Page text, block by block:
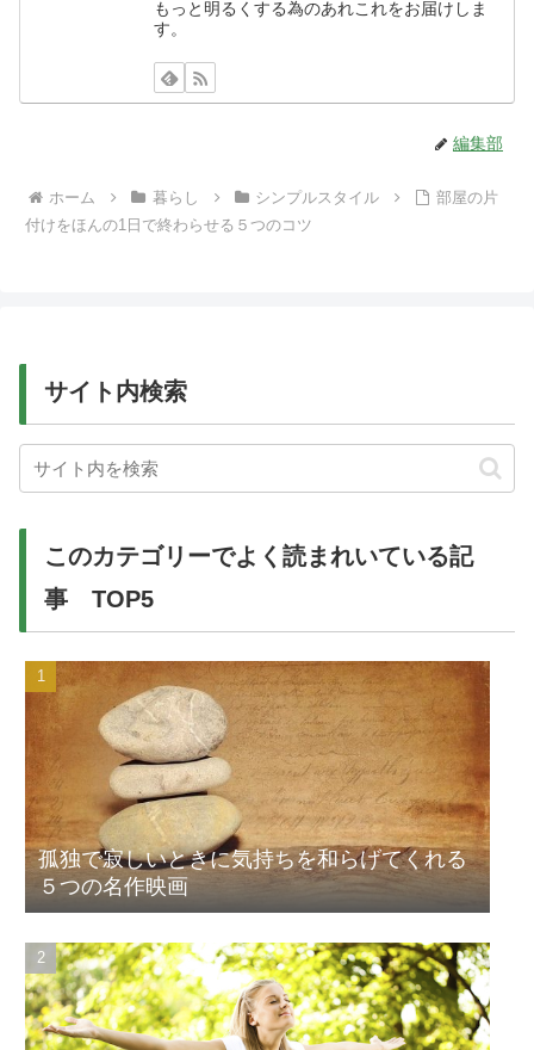
もっと明るくする為のあれこれをお届けしま
す。
編集部
ホーム 暮らし シンプルスタイル
部屋の片
付けをほんの1日で終わらせる５つのコツ
サイト内検索
このカテゴリーでよく読まれいている記
事 TOP5
孤独で寂しいときに気持ちを和らげてくれる
５つの名作映画